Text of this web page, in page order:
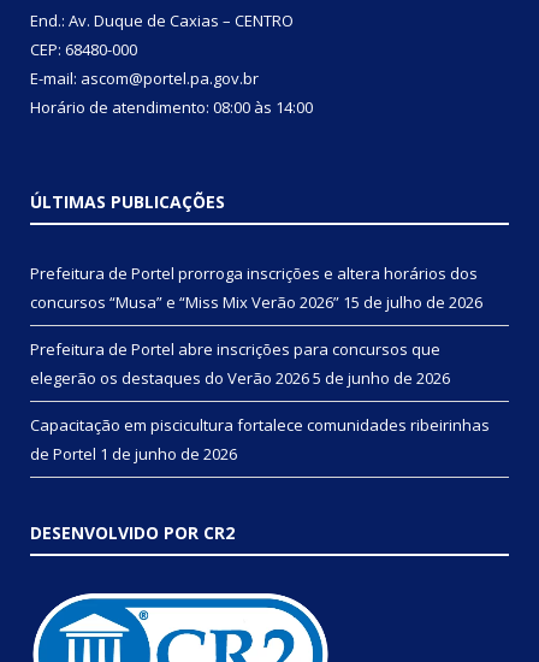
End.: Av. Duque de Caxias – CENTRO
CEP: 68480-000
E-mail: ascom@portel.pa.gov.br
Horário de atendimento: 08:00 às 14:00
ÚLTIMAS PUBLICAÇÕES
Prefeitura de Portel prorroga inscrições e altera horários dos
concursos “Musa” e “Miss Mix Verão 2026” 15 de julho de 2026
Prefeitura de Portel abre inscrições para concursos que
elegerão os destaques do Verão 20265 de junho de 2026
Capacitação em piscicultura fortalece comunidades ribeirinhas
de Portel 1 de junho de 2026
DESENVOLVIDO POR CR2